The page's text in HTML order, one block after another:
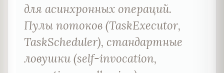
для асинхронных операций.
Пулы потоков (TaskExecutor,
TaskScheduler), стандартные
ловушки (self-invocation,